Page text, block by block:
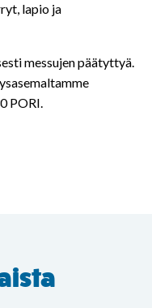
lapio ja
messujen päätyttyä.
PORI.